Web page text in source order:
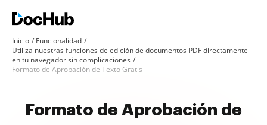
Inicio
Funcionalidad
Utiliza nuestras funciones de edición de documentos PDF directamente
en tu navegador sin complicaciones
Formato de Aprobación de Texto Gratis
Formato de Aprobación de